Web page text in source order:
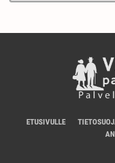
ETUSIVULLE